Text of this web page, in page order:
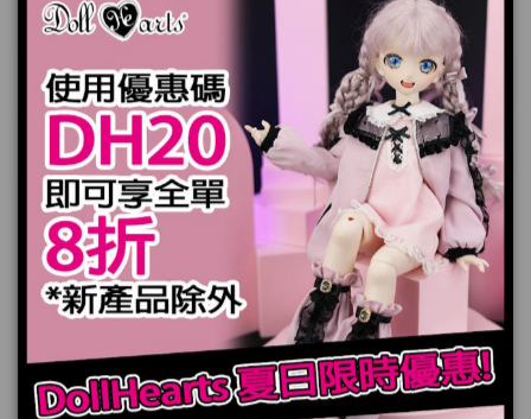
規格
您也可能喜歡